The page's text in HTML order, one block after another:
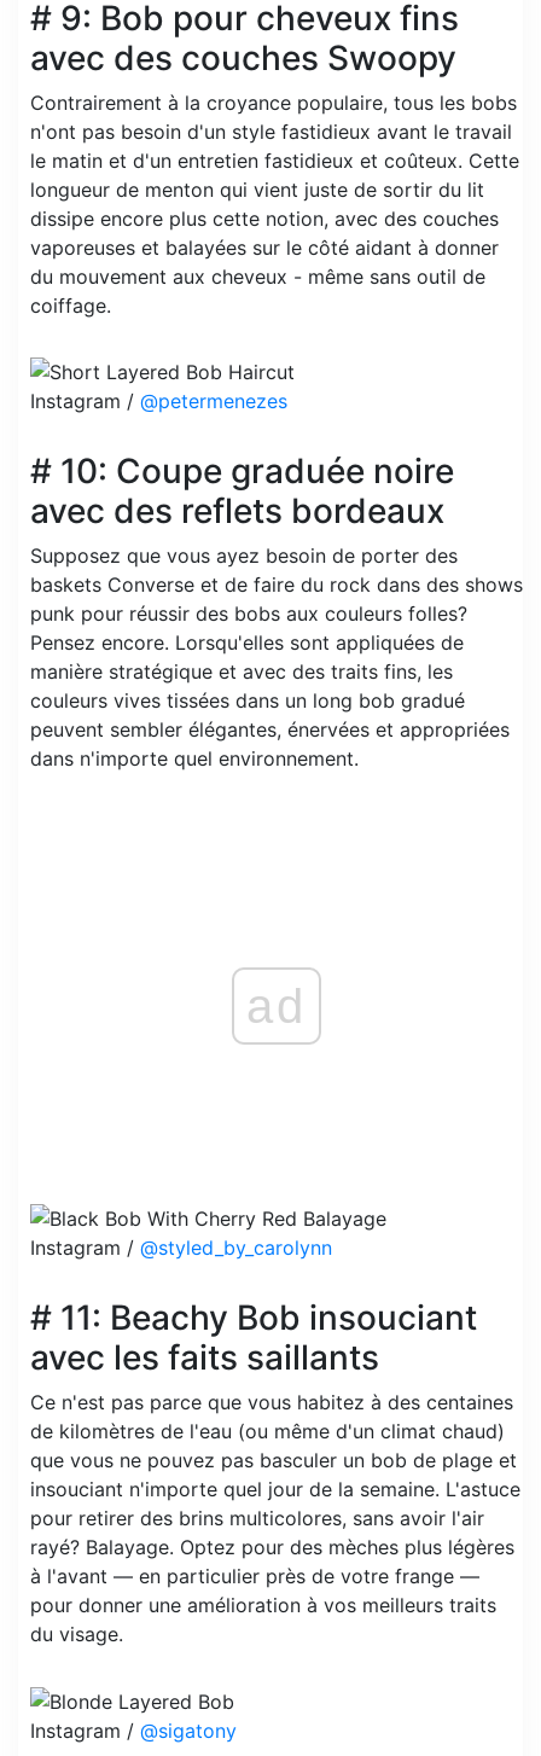
# 9: Bob pour cheveux fins
avec des couches Swoopy
Contrairement à la croyance populaire, tous les bobs
n'ont pas besoin d'un style fastidieux avant le travail
le matin et d'un entretien fastidieux et coûteux. Cette
longueur de menton qui vient juste de sortir du lit
dissipe encore plus cette notion, avec des couches
vaporeuses et balayées sur le côté aidant à donner
du mouvement aux cheveux - même sans outil de
coiffage.
Instagram / @petermenezes
# 10: Coupe graduée noire
avec des reflets bordeaux
Supposez que vous ayez besoin de porter des
baskets Converse et de faire du rock dans des shows
punk pour réussir des bobs aux couleurs folles?
Pensez encore. Lorsqu'elles sont appliquées de
manière stratégique et avec des traits fins, les
couleurs vives tissées dans un long bob gradué
peuvent sembler élégantes, énervées et appropriées
dans n'importe quel environnement.
ad
Instagram / @styled_by_carolynn
# 11: Beachy Bob insouciant
avec les faits saillants
Ce n'est pas parce que vous habitez à des centaines
de kilomètres de l'eau (ou même d'un climat chaud)
que vous ne pouvez pas basculer un bob de plage et
insouciant n'importe quel jour de la semaine. L'astuce
pour retirer des brins multicolores, sans avoir l'air
rayé? Balayage. Optez pour des mèches plus légères
à l'avant –– en particulier près de votre frange ––
pour donner une amélioration à vos meilleurs traits
du visage.
Instagram / @sigatony